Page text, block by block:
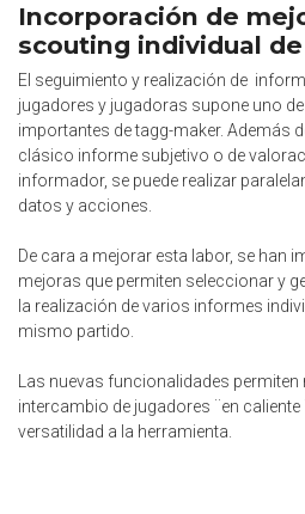
Incorporación de
scouting individual
El seguimiento y realización de
jugadores y jugadoras supone uno
importantes de tagg-maker. Además
clásico informe subjetivo o de
informador, se puede realizar
datos y acciones.
De cara a mejorar esta labor, se han
mejoras que permiten seleccionar y
la realización de varios informes
mismo partido.
Las nuevas funcionalidades
intercambio de jugadores ¨en
versatilidad a la herramienta.